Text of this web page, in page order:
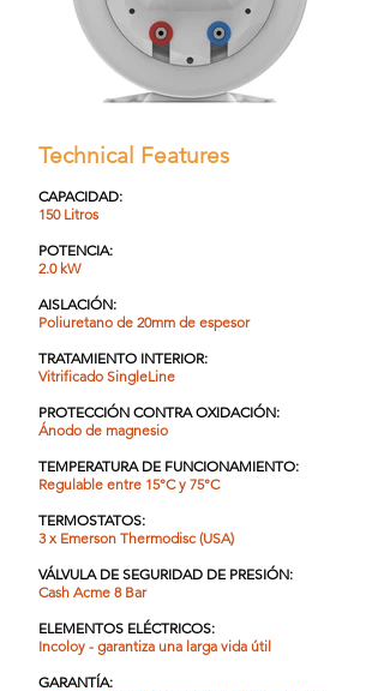
Technical Features
CAPACIDAD:
150 Litros
POTENCIA:
2.0 kW
AISLACIÓN:
Poliuretano de 20mm de espesor
TRATAMIENTO INTERIOR:
Vitrificado SingleLine
PROTECCIÓN CONTRA OXIDACIÓN:
Ánodo de magnesio
TEMPERATURA DE FUNCIONAMIENTO:
Regulable entre 15°C y 75°C
TERMOSTATOS:
3 x Emerson Thermodisc (USA)
VÁLVULA DE SEGURIDAD DE PRESIÓN:
Cash Acme 8 Bar
ELEMENTOS ELÉCTRICOS:
Incoloy - garantiza una larga vida útil
GARANTÍA: